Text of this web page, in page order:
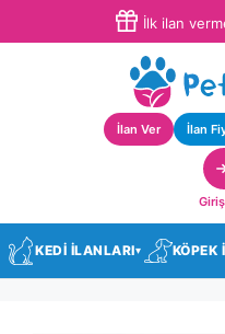
İlk ilan
İlan Ver İlan
KEDİ İLANLARI▾ KÖPEK